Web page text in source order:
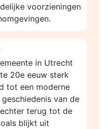
voorzieningen
in Utrecht
20e eeuw sterk
tot een moderne
van de
terug tot de
blijkt uit